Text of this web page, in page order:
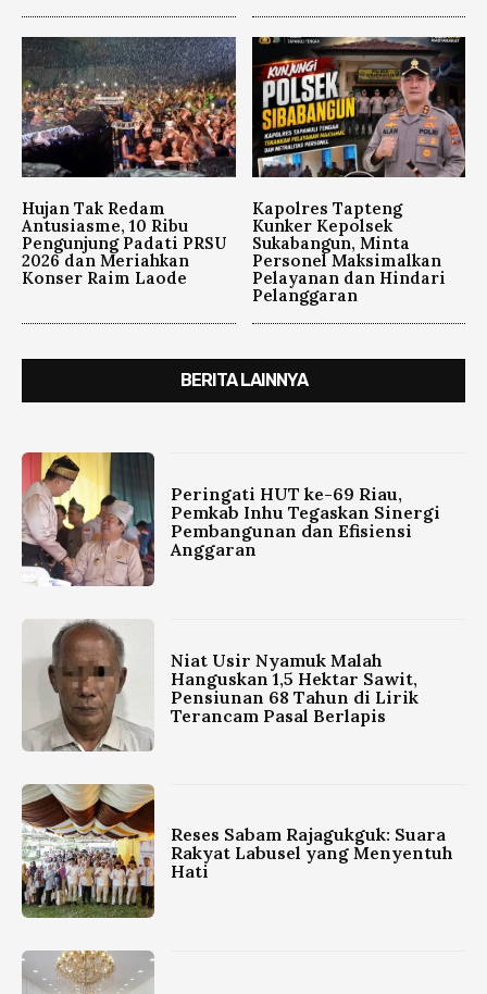
Hujan Tak Redam
Antusiasme, 10 Ribu
Pengunjung Padati PRSU
2026 dan Meriahkan
Konser Raim Laode
Kapolres Tapteng
Kunker Kepolsek
Sukabangun, Minta
Personel Maksimalkan
Pelayanan dan Hindari
Pelanggaran
BERITA LAINNYA
Peringati HUT ke-69 Riau,
Pemkab Inhu Tegaskan Sinergi
Pembangunan dan Efisiensi
Anggaran
Niat Usir Nyamuk Malah
Hanguskan 1,5 Hektar Sawit,
Pensiunan 68 Tahun di Lirik
Terancam Pasal Berlapis
Reses Sabam Rajagukguk: Suara
Rakyat Labusel yang Menyentuh
Hati